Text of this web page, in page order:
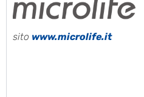
sito www.microlife.it